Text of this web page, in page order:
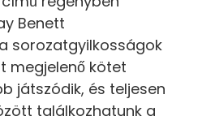
Benett
sorozatgyilkosságok
megjelenő kötet
játszódik, és teljesen
találkozhatunk a